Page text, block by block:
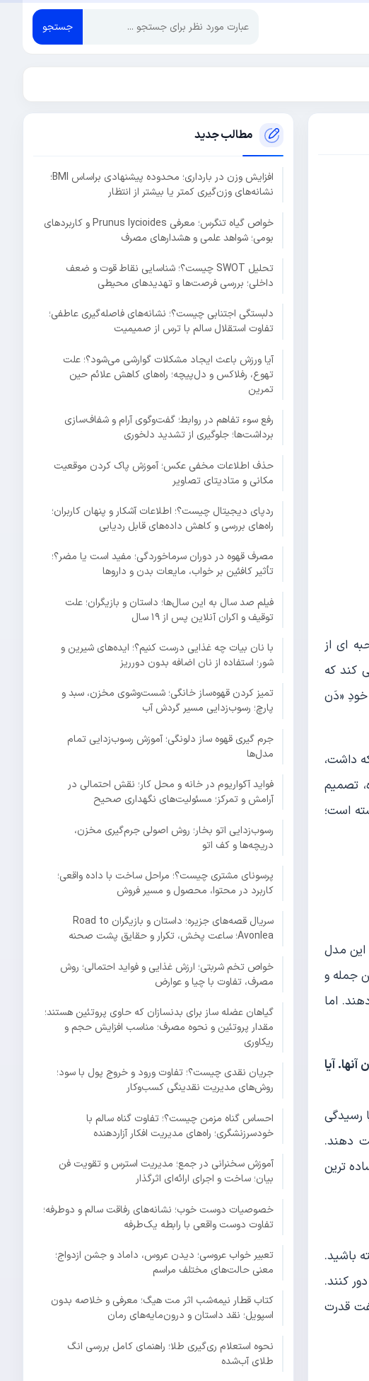
جستجو
ای از
کند که
خودِ «دَن
زیادی که داشت،
تصمیم
است؛
این مدل
شادتر می کند. همین جمله و
اما
آیا
رسیدگی
دهند.
ترین
باشید.
کنند.
قدرت
مطالب جدید
افزایش وزن در بارداری؛ محدوده پیشنهادی براساس BMI؛
نشانه‌های وزن‌گیری کمتر یا بیشتر از انتظار
خواص گیاه تنگرس؛ معرفی Prunus lycioides و کاربردهای
بومی؛ شواهد علمی و هشدارهای مصرف
تحلیل SWOT چیست؟؛ شناسایی نقاط قوت و ضعف
داخلی؛ بررسی فرصت‌ها و تهدیدهای محیطی
دلبستگی اجتنابی چیست؟؛ نشانه‌های فاصله‌گیری عاطفی؛
تفاوت استقلال سالم با ترس از صمیمیت
آیا ورزش باعث ایجاد مشکلات گوارشی می‌شود؟؛ علت
تهوع، رفلاکس و دل‌پیچه؛ راه‌های کاهش علائم حین
تمرین
رفع سوء تفاهم در روابط؛ گفت‌وگوی آرام و شفاف‌سازی
برداشت‌ها؛ جلوگیری از تشدید دلخوری
حذف اطلاعات مخفی عکس؛ آموزش پاک کردن موقعیت
مکانی و متادیتای تصاویر
ردپای دیجیتال چیست؟؛ اطلاعات آشکار و پنهان کاربران؛
راه‌های بررسی و کاهش داده‌های قابل ردیابی
مصرف قهوه در دوران سرماخوردگی؛ مفید است یا مضر؟؛
تأثیر کافئین بر خواب، مایعات بدن و داروها
فیلم صد سال به این سال‌ها؛ داستان و بازیگران؛ علت
توقیف و اکران آنلاین پس از ۱۹ سال
با نان بیات چه غذایی درست کنیم؟؛ ایده‌های شیرین و
شور؛ استفاده از نان اضافه بدون دورریز
تمیز کردن قهوه‌ساز خانگی؛ شست‌وشوی مخزن، سبد و
پارچ؛ رسوب‌زدایی مسیر گردش آب
جرم گیری قهوه ساز دلونگی؛ آموزش رسوب‌زدایی تمام
مدل‌ها
فواید آکواریوم در خانه و محل کار؛ نقش احتمالی در
آرامش و تمرکز؛ مسئولیت‌های نگهداری صحیح
رسوب‌زدایی اتو بخار؛ روش اصولی جرم‌گیری مخزن،
دریچه‌ها و کف اتو
پرسونای مشتری چیست؟؛ مراحل ساخت با داده واقعی؛
کاربرد در محتوا، محصول و مسیر فروش
سریال قصه‌های جزیره؛ داستان و بازیگران Road to
Avonlea؛ ساعت پخش، تکرار و حقایق پشت صحنه
خواص تخم شربتی؛ ارزش غذایی و فواید احتمالی؛ روش
مصرف، تفاوت با چیا و عوارض
گیاهان عضله ساز برای بدنسازان که حاوی پروتئین هستند؛
مقدار پروتئین و نحوه مصرف؛ مناسب افزایش حجم و
ریکاوری
جریان نقدی چیست؟؛ تفاوت ورود و خروج پول با سود؛
روش‌های مدیریت نقدینگی کسب‌وکار
احساس گناه مزمن چیست؟؛ تفاوت گناه سالم با
خودسرزنشگری؛ راه‌های مدیریت افکار آزاردهنده
آموزش سخنرانی در جمع؛ مدیریت استرس و تقویت فن
بیان؛ ساخت و اجرای ارائه‌ای اثرگذار
خصوصیات دوست خوب؛ نشانه‌های رفاقت سالم و دوطرفه؛
تفاوت دوست واقعی با رابطه یک‌طرفه
تعبیر خواب عروسی؛ دیدن عروس، داماد و جشن ازدواج؛
معنی حالت‌های مختلف مراسم
کتاب قطار نیمه‌شب اثر مت هیگ؛ معرفی و خلاصه بدون
اسپویل؛ نقد داستان و درون‌مایه‌های رمان
نحوه استعلام ری‌گیری طلا؛ راهنمای کامل بررسی انگ
طلای آب‌شده